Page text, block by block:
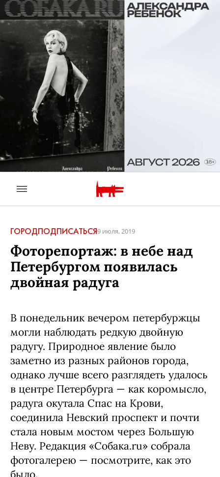
ГОРОДПОДПИСАТЬСЯ9 июля, 2019
Фоторепортаж: в небе над
Петербургом появилась
двойная радуга
В понедельник вечером петербуржцы
могли наблюдать редкую двойную
радугу. Природное явление было
заметно из разных районов города,
однако лучше всего разглядеть удалось
в центре Петербурга — как коромысло,
радуга окутала Спас на Крови,
соединила Невский проспект и почти
стала новым мостом через Большую
Неву. Редакция «Собака.ru» собрала
фотогалерею — посмотрите, как это
было.